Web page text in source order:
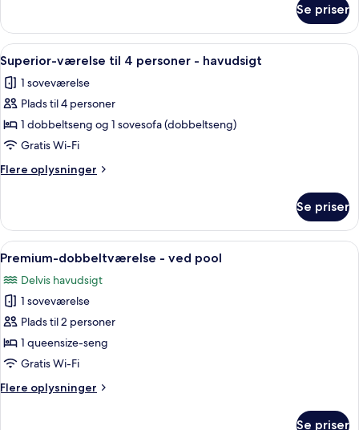
-
havudsigt
værelse
til
3
personer
havudsigt
Se priser
Indlæs
alle
billeder
af
Superior-
værelse
til
4
-
havudsigt
Et moderne hotelværelse med en
4
Superior-værelse til 4 personer - havudsigt
1 soveværelse
Plads til 4 personer
1 dobbeltseng og 1 sovesofa (dobbeltseng)
Gratis Wi-Fi
Flere oplysninger
Flere
værelse
til
4
-
havudsigt
Se priser
Indlæs
alle
billeder
af
Premium-
dobbeltværelse
-
pool
Solstole ved poolen med udsigt til by
5
Premium-dobbeltværelse - ved pool
Delvis havudsigt
1 soveværelse
Plads til 2 personer
1 queensize-seng
Gratis Wi-Fi
Flere oplysninger
Flere
Se priser